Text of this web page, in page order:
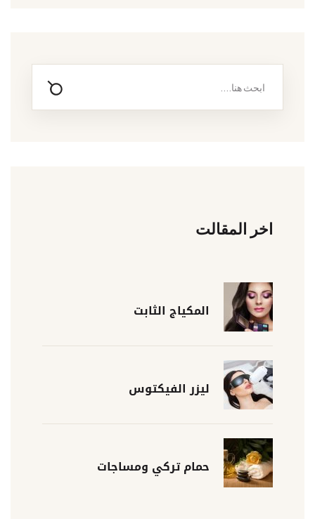
اخر المقالت
المكياج الثابت
ليزر الفيكتوس
حمام تركي ومساجات